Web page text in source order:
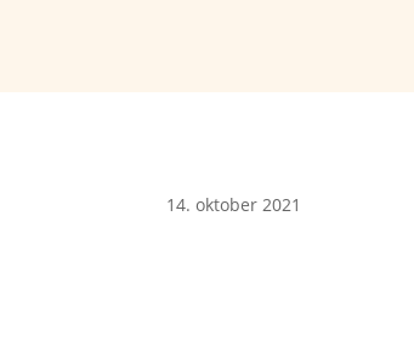
14. oktober 2021